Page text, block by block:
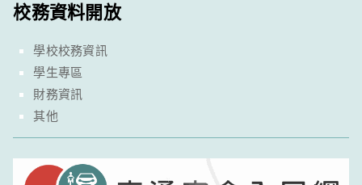
校務資料開放
學校校務資訊
學生專區
財務資訊
其他